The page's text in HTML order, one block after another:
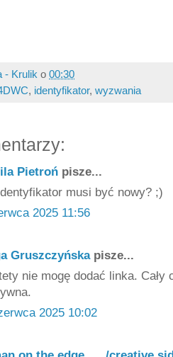
- Krulik o 00:30
, identyfikator, wyzwania
Pietroń pisze...
musi być nowy? ;)
2025 11:56
Gruszczyńskapisze...
nie mogę dodać linka.
2025 10:02